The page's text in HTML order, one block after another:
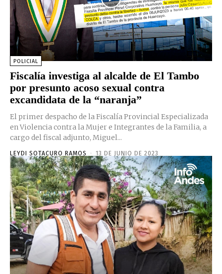
POLICIAL
Fiscalía investiga al alcalde de El Tambo
por presunto acoso sexual contra
excandidata de la “naranja”
El primer despacho de la Fiscalía Provincial Especializada
en Violencia contra la Mujer e Integrantes de la Familia, a
cargo del fiscal adjunto, Miguel...
LEYDI SOTACURO RAMOS - 13 DE JUNIO DE 2023